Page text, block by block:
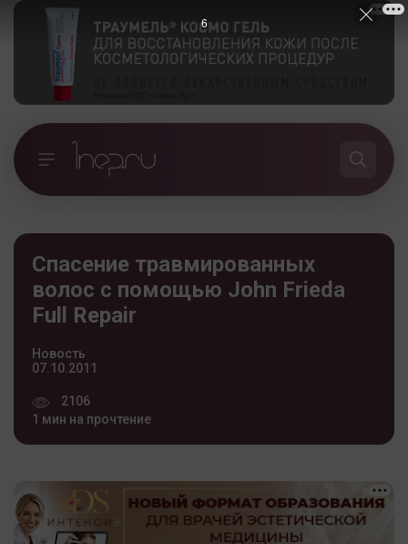
Спасение травмированных
волос с помощью John Frieda
Full Repair
Новость
07.10.2011
2106
1 мин на прочтение
5